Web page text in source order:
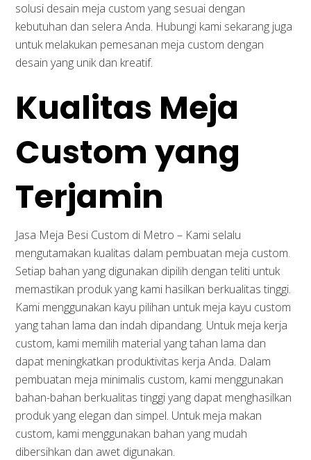
solusi desain meja custom yang sesuai dengan
kebutuhan dan selera Anda. Hubungi kami sekarang juga
untuk melakukan pemesanan meja custom dengan
desain yang unik dan kreatif.
Kualitas Meja
Custom yang
Terjamin
Jasa Meja Besi Custom di Metro – Kami selalu
mengutamakan kualitas dalam pembuatan meja custom.
Setiap bahan yang digunakan dipilih dengan teliti untuk
memastikan produk yang kami hasilkan berkualitas tinggi.
Kami menggunakan kayu pilihan untuk meja kayu custom
yang tahan lama dan indah dipandang. Untuk meja kerja
custom, kami memilih material yang tahan lama dan
dapat meningkatkan produktivitas kerja Anda. Dalam
pembuatan meja minimalis custom, kami menggunakan
bahan-bahan berkualitas tinggi yang dapat menghasilkan
produk yang elegan dan simpel. Untuk meja makan
custom, kami menggunakan bahan yang mudah
dibersihkan dan awet digunakan.